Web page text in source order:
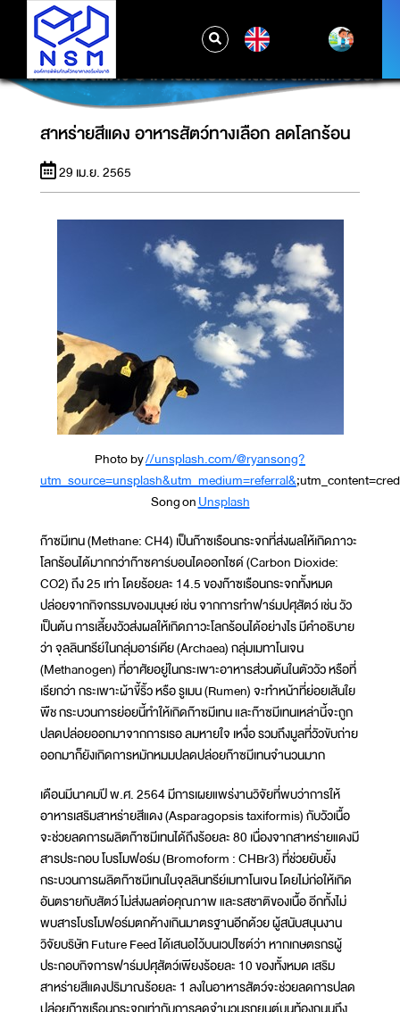
สาหร่ายสีแดง อาหารสัตว์ทางเลือก ลดโลกร้อน
สาหร่ายสีแดง อาหารสัตว์ทางเลือก ลดโลกร้อน
29 เม.ย. 2565
Photo by//unsplash.com/@ryansong?
utm_source=unsplash&utm_medium=referral&
Song onUnsplash
ก๊าซมีเทน (Methane: CH4) เป็นก๊าซเรือนกระจกที่ส่งผลให้เกิดภาวะ
โลกร้อนได้มากกว่าก๊าซคาร์บอนไดออกไซด์ (Carbon Dioxide:
CO2) ถึง 25 เท่า โดยร้อยละ 14.5 ของก๊าซเรือนกระจกทั้งหมด
ปล่อยจากกิจกรรมของมนุษย์ เช่น จากการทำฟาร์มปศุสัตว์ เช่น วัว
เป็นต้น การเลี้ยงวัวส่งผลให้เกิดภาวะโลกร้อนได้อย่างไร มีคำอธิบาย
ว่า จุลลินทรีย์ในกลุ่มอาร์เคีย (Archaea) กลุ่มเมทาโนเจน
(Methanogen) ที่อาศัยอยู่ในกระเพาะอาหารส่วนต้นในตัววัว หรือที่
เรียกว่า กระเพาะผ้าขี้ริ้ว หรือ รูเมน (Rumen) จะทำหน้าที่ย่อยเส้นใย
พืช กระบวนการย่อยนี้ทำให้เกิดก๊าซมีเทน และก๊าซมีเทนเหล่านี้จะถูก
ปลดปล่อยออกมาจากการเรอ ลมหายใจ เหงื่อ รวมถึงมูลที่วัวขับถ่าย
ออกมาก็ยังเกิดการหมักหมมปลดปล่อยก๊าซมีเทนจำนวนมาก
เดือนมีนาคมปี พ.ศ. 2564 มีการเผยแพร่งานวิจัยที่พบว่าการให้
อาหารเสริมสาหร่ายสีแดง (Asparagopsis taxiformis) กับวัวเนื้อ
จะช่วยลดการผลิตก๊าซมีเทนได้ถึงร้อยละ 80 เนื่องจากสาหร่ายแดงมี
สารประกอบ โบรโมฟอร์ม (Bromoform : CHBr3) ที่ช่วยยับยั้ง
กระบวนการผลิตก๊าซมีเทนในจุลลินทรีย์เมทาโนเจน โดยไม่ก่อให้เกิด
อันตรายกับสัตว์ ไม่ส่งผลต่อคุณภาพ และรสชาติของเนื้อ อีกทั้งไม่
พบสารโบรโมฟอร์มตกค้างเกินมาตรฐานอีกด้วย ผู้สนับสนุนงาน
วิจัยบริษัท Future Feed ได้เสนอไว้บนเวปไซต์ว่า หากเกษตรกรผู้
ประกอบกิจการฟาร์มปศุสัตว์เพียงร้อยละ 10 ของทั้งหมด เสริม
สาหร่ายสีแดงปริมาณร้อยละ 1 ลงในอาหารสัตว์จะช่วยลดการปลด